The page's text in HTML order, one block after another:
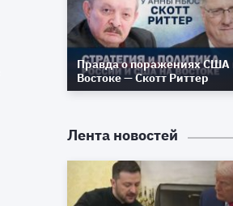
Правда о поражениях США
Востоке — Скотт Риттер
Лента новостей